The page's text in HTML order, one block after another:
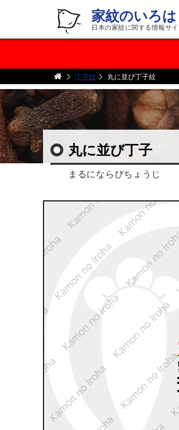
家紋のいろは
日本の家紋に関する情報サイ
丁字紋 丸に並び丁子紋
丸に並び丁子
まるにならびちょうじ